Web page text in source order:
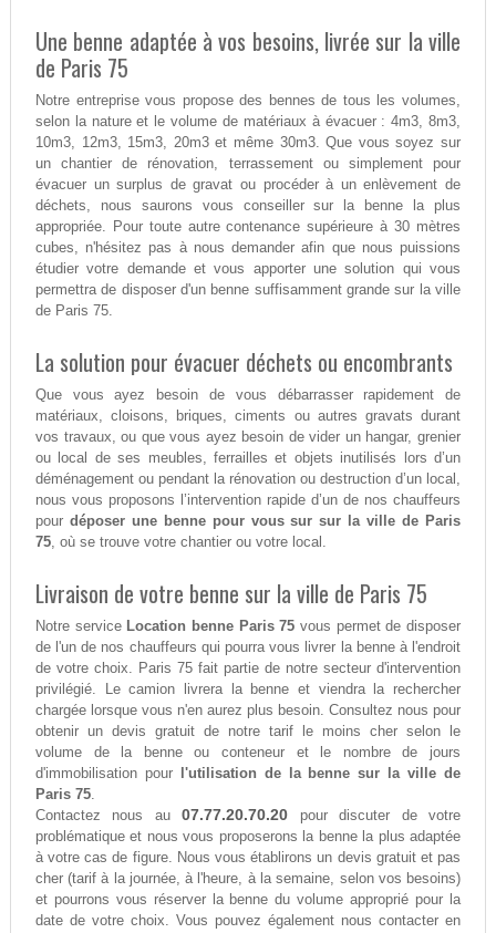
Une benne adaptée à vos besoins, livrée sur la ville
de Paris 75
Notre entreprise vous propose des bennes de tous les volumes,
selon la nature et le volume de matériaux à évacuer : 4m3, 8m3,
10m3, 12m3, 15m3, 20m3 et même 30m3. Que vous soyez sur
un chantier de rénovation, terrassement ou simplement pour
évacuer un surplus de gravat ou procéder à un enlèvement de
déchets, nous saurons vous conseiller sur la benne la plus
appropriée. Pour toute autre contenance supérieure à 30 mètres
cubes, n'hésitez pas à nous demander afin que nous puissions
étudier votre demande et vous apporter une solution qui vous
permettra de disposer d'un benne suffisamment grande sur la ville
de Paris 75.
La solution pour évacuer déchets ou encombrants
Que vous ayez besoin de vous débarrasser rapidement de
matériaux, cloisons, briques, ciments ou autres gravats durant
vos travaux, ou que vous ayez besoin de vider un hangar, grenier
ou local de ses meubles, ferrailles et objets inutilisés lors d’un
déménagement ou pendant la rénovation ou destruction d’un local,
nous vous proposons l’intervention rapide d’un de nos chauffeurs
pour déposer une benne pour vous sur sur la ville de Paris
75, où se trouve votre chantier ou votre local.
Livraison de votre benne sur la ville de Paris 75
Notre service Location benne Paris 75 vous permet de disposer
de l'un de nos chauffeurs qui pourra vous livrer la benne à l'endroit
de votre choix. Paris 75 fait partie de notre secteur d'intervention
privilégié. Le camion livrera la benne et viendra la rechercher
chargée lorsque vous n'en aurez plus besoin. Consultez nous pour
obtenir un devis gratuit de notre tarif le moins cher selon le
volume de la benne ou conteneur et le nombre de jours
d'immobilisation pour
l'utilisation de la benne sur la ville de
Paris 75.
Contactez nous au07.77.20.70.20 pour discuter de votre
problématique et nous vous proposerons la benne la plus adaptée
à votre cas de figure. Nous vous établirons un devis gratuit et pas
cher (tarif à la journée, à l'heure, à la semaine, selon vos besoins)
et pourrons vous réserver la benne du volume approprié pour la
date de votre choix. Vous pouvez également nous contacter en